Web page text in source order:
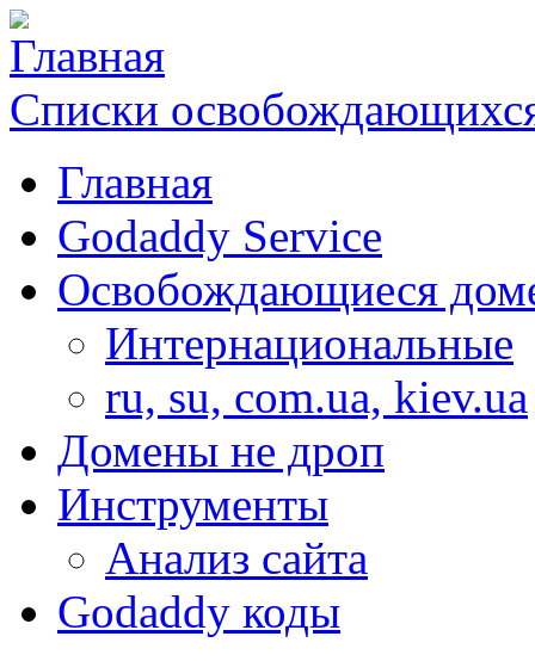
Списки
Главная
Godaddy Service
Освобождающиеся
Интернациональные
ru, su, com.ua, kiev.ua
Домены не дроп
Инструменты
Анализ сайта
Godaddy коды